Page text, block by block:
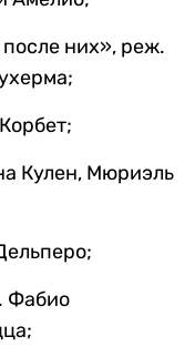
них», реж.
Кулен, Мюриэль
Фабио